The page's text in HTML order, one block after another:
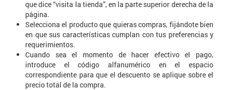
que dice “visita la tienda”, en la parte superior derecha de la
página.
Selecciona el producto que quieras compras, fijándote bien
en que sus características cumplan con tus preferencias y
requerimientos.
Cuando sea el momento de hacer efectivo el pago,
introduce el código alfanumérico en el espacio
correspondiente para que el descuento se aplique sobre el
precio total de la compra.